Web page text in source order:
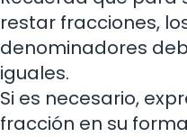
restar fracciones,
denominadores
iguales.
Si es necesario,
fracción en su